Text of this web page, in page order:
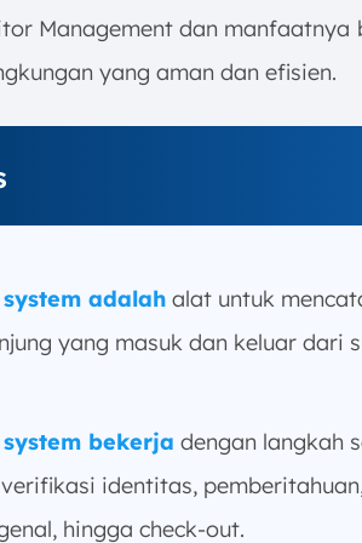
Management dan manfaatnya
yang aman dan efisien.
adalah alat untuk
yang masuk dan keluar dari
bekerja dengan langkah
identitas,
hingga check-out.